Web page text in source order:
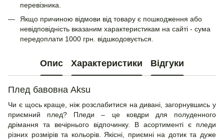
перевізника.
Якщо причиною відмови від товару є пошкодження або
невідповідність вказаним характеристикам на сайті - сума
передоплати 1000 грн. відшкодовується.
Опис Характеристики Відгуки
Плед бавовна Aksu
Чи є щось краще, ніж розслабитися на дивані, загорнувшись у
приємний плед? Пледи – це ковдри для полуденного
дрімання та вечірнього відпочинку. В асортименті є пледи
різних розмірів та кольорів. Якісні, приємні на дотик та дуже